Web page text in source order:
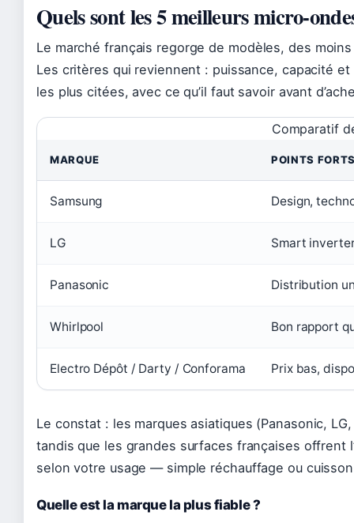
Quels sont les 5 meilleurs micro-
Le marché français regorge de modèles, des
Les critères qui reviennent : puissance, capacité
les plus citées, avec ce qu’il faut savoir avant
Comparatif
MARQUE POINTS
Samsung Design,
LG Smart
Panasonic Distribution
Whirlpool Bon rapport
Electro Dépôt / Darty / Conforama Prix bas,
Le constat : les marques asiatiques (Panasonic,
tandis que les grandes surfaces françaises offrent
selon votre usage — simple réchauffage ou
Quelle est la marque la plus fiable ?